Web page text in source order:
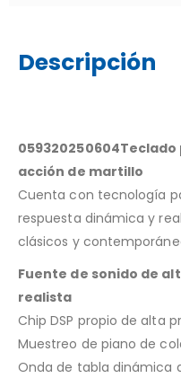
Descripción
acción de martillo
Cuenta con tecnología
respuesta dinámica y
clásicos y
Fuente de sonido de
realista
Chip DSP propio de alta
Muestreo de piano de
Onda de tabla dinámica